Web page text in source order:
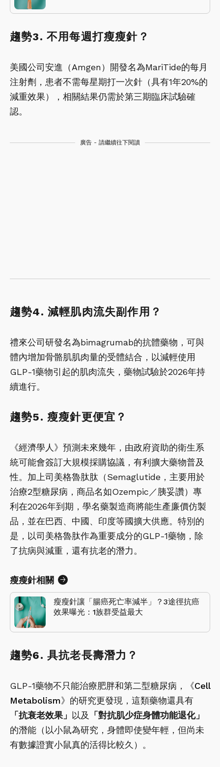
趨勢3. 不用每週打瘦瘦針？
美國公司安進（Amgen）開發名為MariTide的每月
注射劑，患者不需每星期打一次針（具有1年20%的
減重效果），相關結果仍需於第三期臨床試驗確
認。
廣告 - 請繼續往下閱讀
趨勢4. 減輕肌肉流失副作用？
禮來公司研發名為bimagrumab的抗體藥物，可與
體內增加骨骼肌肌肉量的受體結合，以減輕使用
GLP-1藥物引起的肌肉流失，藥物試驗於2026年持
續進行。
趨勢5. 瘦瘦針更便宜？
《經濟學人》預測未來幾年，由政府資助的衛生系
統可能會簽訂大規模採購協議，有利擴大藥物普及
性。加上司美格魯肽肽（Semaglutide，主要用於
治療2型糖尿病，商品名如Ozempic／胰妥讚）專
利在2026年到期，學名藥製造商將能生產廉價仿製
品，並在巴西、中國、印度等國擴大供應。特別的
是，以司美格魯肽作為重要成分的GLP-1藥物，除
了抗病與減重，還有抗老的潛力。
瘦瘦針相關
瘦瘦針讓「腸癌死亡率減半」？3途徑抗癌
效果曝光：1族群受益最大
趨勢6. 具抗老長壽潛力？
GLP-1藥物不只能治療肥胖和第二型糖尿病，《Cell
Metabolism》的研究更發現，這類藥物還具有
「抗衰老效果」 以及
「對抗肌少症身體功能退化」
的潛能（以小鼠為研究，身體即使變年輕，但尚未
有數據證實小鼠真的活得比較久）。